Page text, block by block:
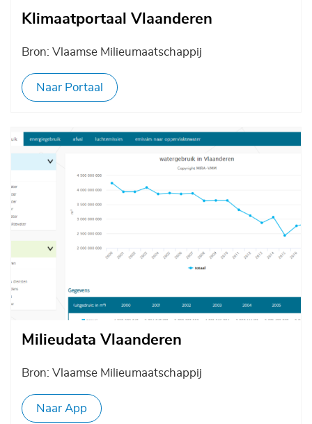
Klimaatportaal Vlaanderen
Bron: Vlaamse Milieumaatschappij
Naar Portaal
Afbeelding
Milieudata Vlaanderen
Bron: Vlaamse Milieumaatschappij
Naar App